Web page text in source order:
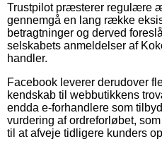
Trustpilot præsterer regulære
gennemgå en lang række
betragtninger og derved
selskabets anmeldelser af
handler.
Facebook leverer derudover
kendskab til webbutikkens
endda e-forhandlere som
vurdering af ordreforløbet,
til at afveje tidligere kunders